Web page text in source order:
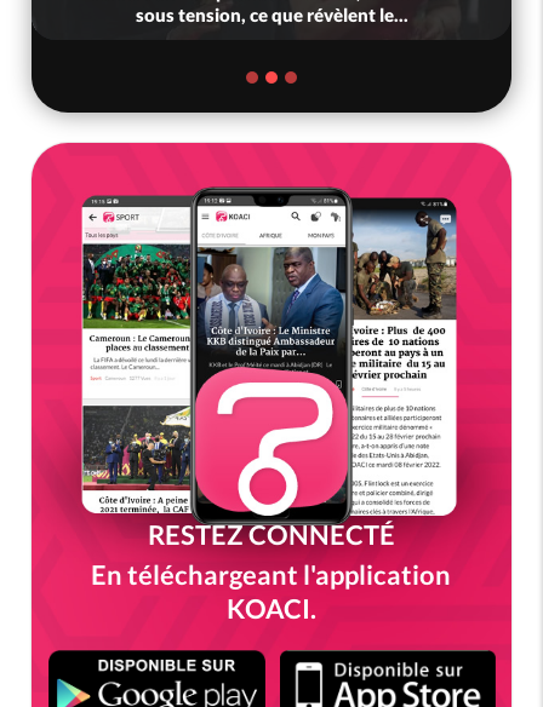
sous tension, ce que révèlent le...
RESTEZ CONNECTÉ
En téléchargeant l'application
KOACI.